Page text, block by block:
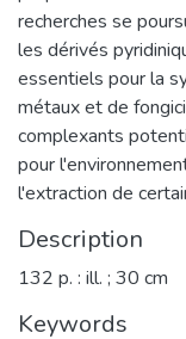
recherches se
les dérivés
essentiels pour la
métaux et de
complexants
pour
l'extraction de
Description
132 p. : ill. ; 30 cm
Keywords